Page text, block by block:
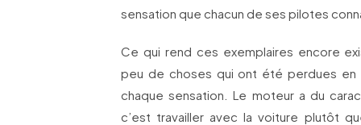
sensation que chacun de ses pilotes
Ce qui rend ces exemplaires encore
peu de choses qui ont été perdues en
chaque sensation. Le moteur a du
c’est travailler avec la voiture plutôt